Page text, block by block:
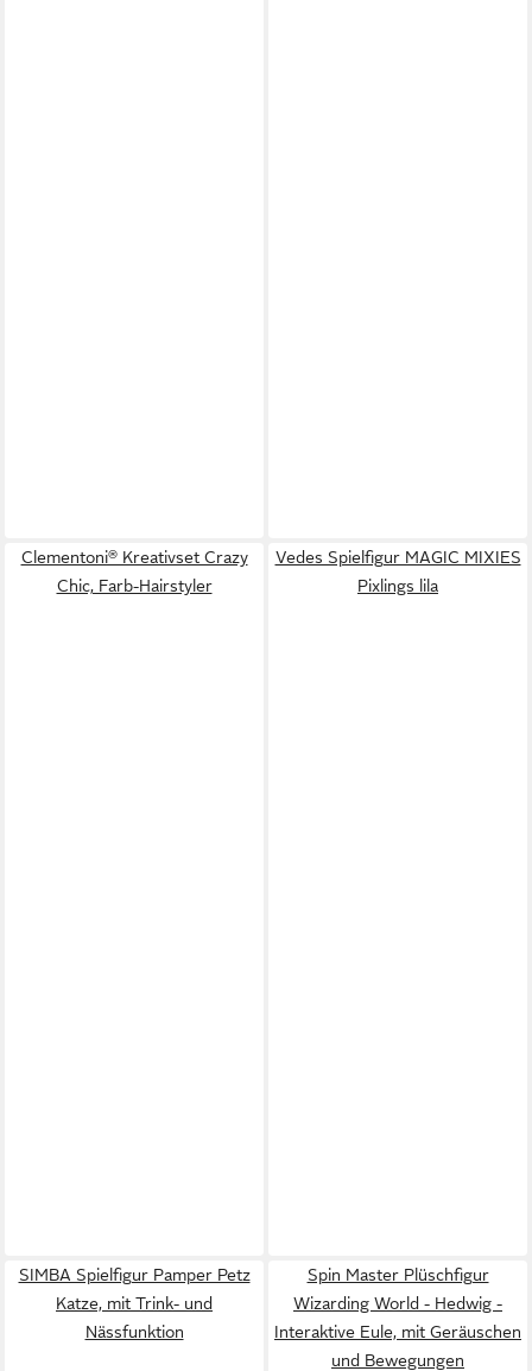
Clementoni® Kreativset Crazy
Chic, Farb-Hairstyler
Vedes Spielfigur MAGIC MIXIES
Pixlings lila
SIMBA Spielfigur Pamper Petz
Katze, mit Trink- und
Nässfunktion
Spin Master Plüschfigur
Wizarding World - Hedwig -
Interaktive Eule, mit Geräuschen
und Bewegungen